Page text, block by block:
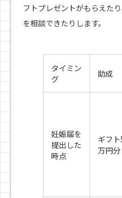
フトプレゼントがもらえた
を相談できたりします。
タイミン
グ
助成
妊娠届を
提出した
時点
ギフト
万円分